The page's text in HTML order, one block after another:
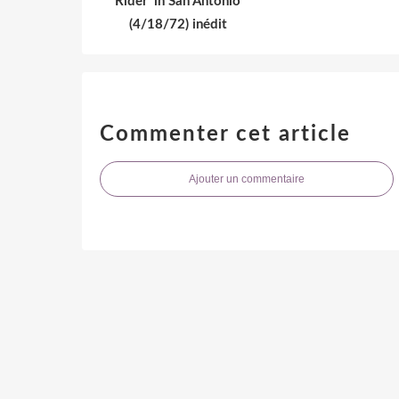
(4/18/72) inédit
Commenter cet article
Ajouter un commentaire